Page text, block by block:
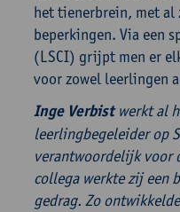
het tienerbrein, met al
beperkingen. Via een
(LSCI) grijpt men er
voor zowel leerlingen
Inge Verbistwerkt al
leerlingbegeleider op
verantwoordelijk voor
collega werkte zij een
gedrag. Zo